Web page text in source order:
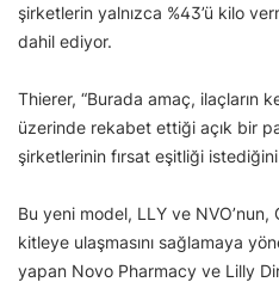
şirketlerin yalnızca %43’ü kilo
dahil ediyor.
Thierer, “Burada amaç, ilaçların
üzerinde rekabet ettiği açık bir
şirketlerinin fırsat eşitliği
Bu yeni model, LLY ve NVO’nun,
kitleye ulaşmasını sağlamaya
yapan Novo Pharmacy ve Lilly